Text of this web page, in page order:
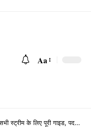
Aa
पूरी गाइड, पद, सैलरी और चयन प्रक्रिया